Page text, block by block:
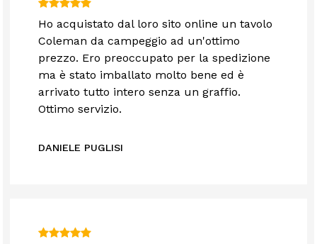
Ho acquistato dal loro sito online un tavolo
Coleman da campeggio ad un'ottimo
prezzo. Ero preoccupato per la spedizione
ma è stato imballato molto bene ed è
arrivato tutto intero senza un graffio.
Ottimo servizio.
DANIELE PUGLISI